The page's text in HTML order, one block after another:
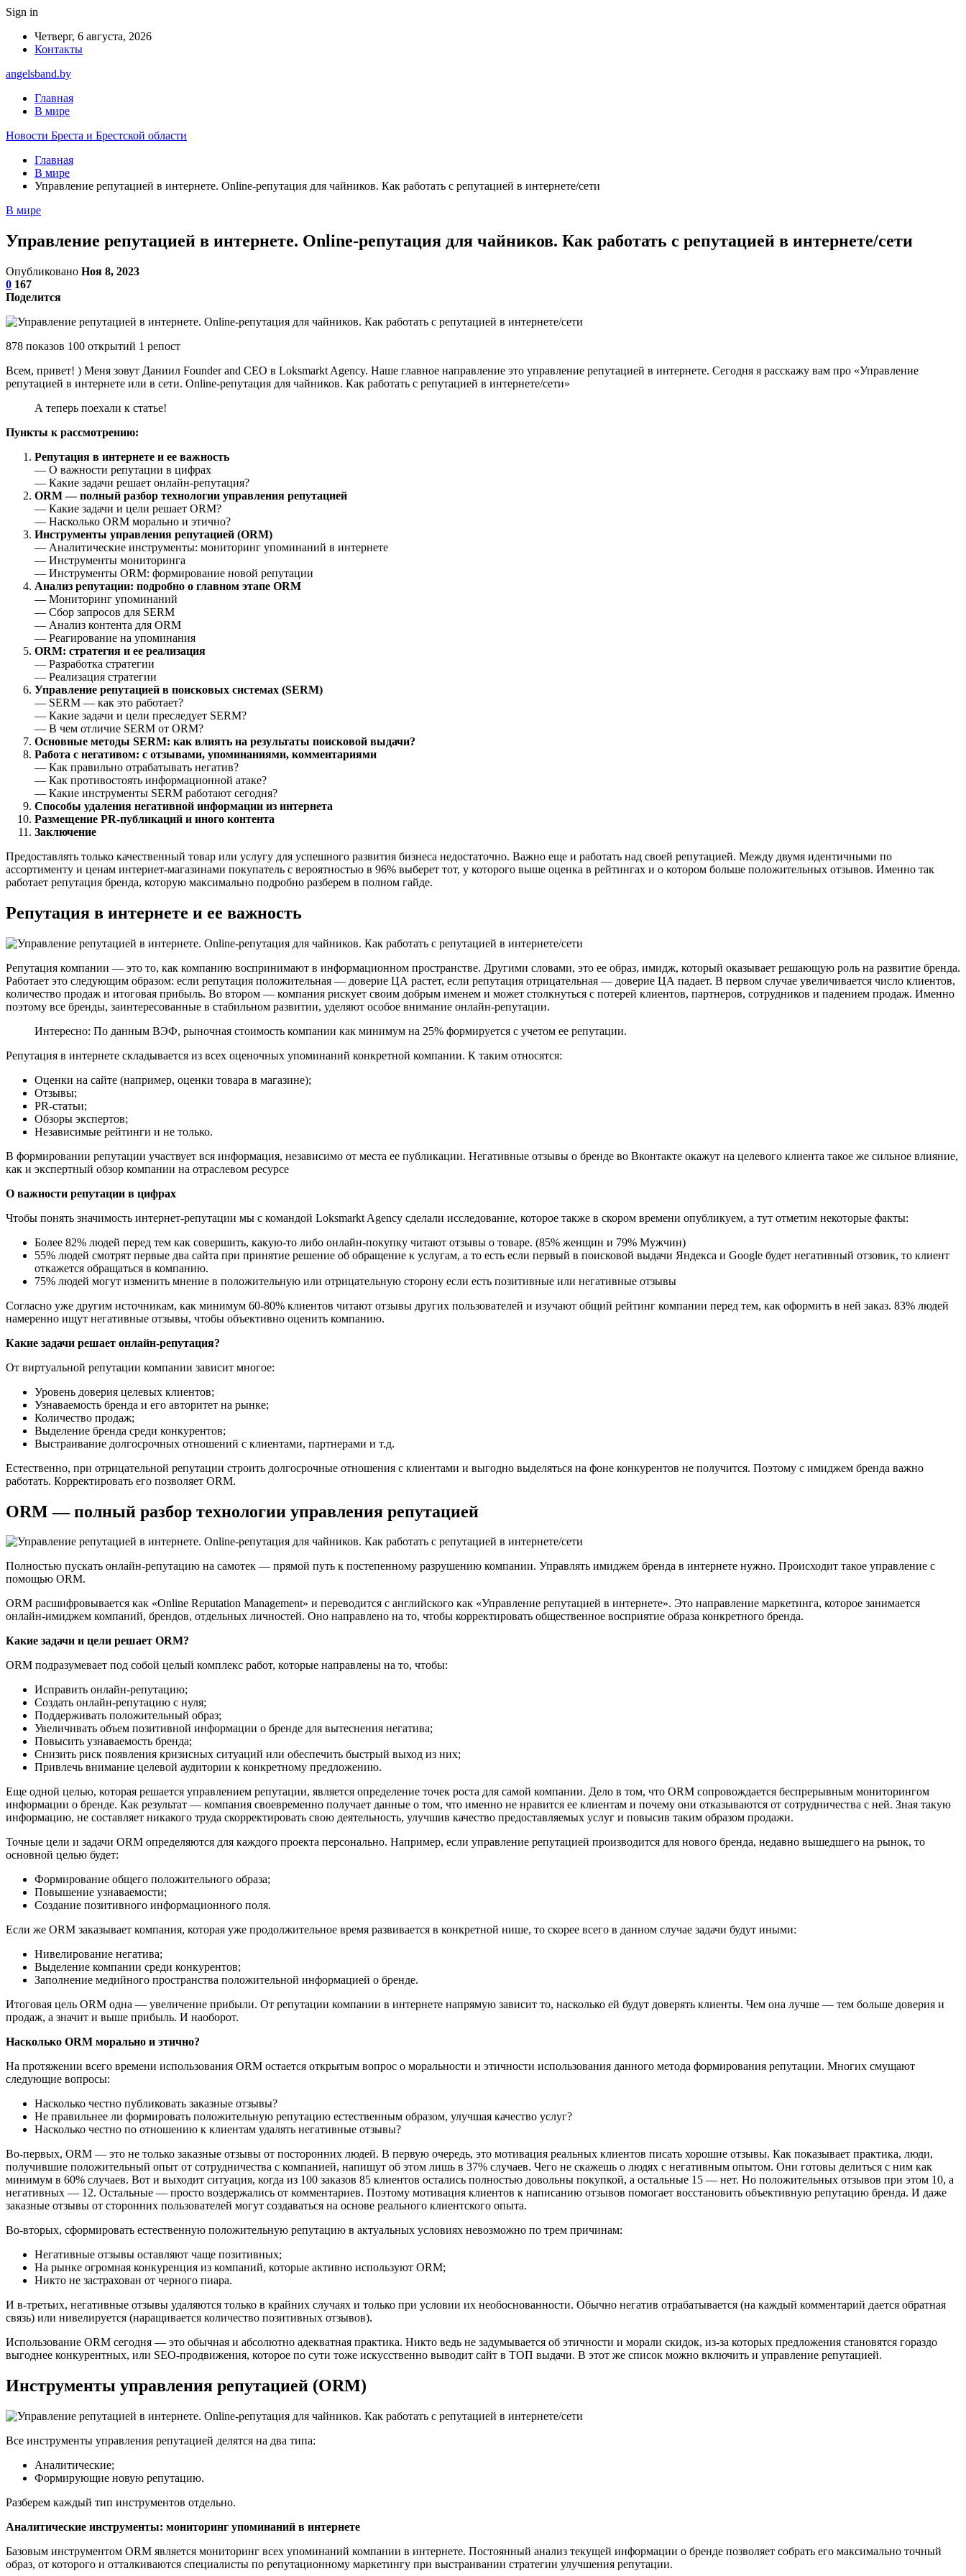
Sign in
Четверг, 6 августа, 2026
Контакты
angelsband.by
Главная
В мире
Новости Бреста и Брестской области
Главная
В мире
Управление репутацией в интернете. Online-репутация для чайников. Как работать с репутацией в интернете/сети
В мире
Управление репутацией в интернете. Online-репутация для чайников. Как работать с репутацией в интернете/сети
Опубликовано Ноя 8, 2023
0 167
Поделится
878 показов 100 открытий 1 репост
Всем, привет! ) Меня зовут Даниил Founder and CEO в Loksmarkt Agency. Наше главное направление это управление репутацией в интернете. Сегодня я расскажу вам про «Управление
репутацией в интернете или в сети. Online-репутация для чайников. Как работать с репутацией в интернете/сети»
А теперь поехали к статье!
Пункты к рассмотрению:
Репутация в интернете и ее важность
— О важности репутации в цифрах
— Какие задачи решает онлайн-репутация?
ORM — полный разбор технологии управления репутацией
— Какие задачи и цели решает ORM?
— Насколько ORM морально и этично?
Инструменты управления репутацией (ORM)
— Аналитические инструменты: мониторинг упоминаний в интернете
— Инструменты мониторинга
— Инструменты ORM: формирование новой репутации
Анализ репутации: подробно о главном этапе ORM
— Мониторинг упоминаний
— Сбор запросов для SERM
— Анализ контента для ORM
— Реагирование на упоминания
ORM: стратегия и ее реализация
— Разработка стратегии
— Реализация стратегии
Управление репутацией в поисковых системах (SERM)
— SERM — как это работает?
— Какие задачи и цели преследует SERM?
— В чем отличие SERM от ORM?
Основные методы SERM: как влиять на результаты поисковой выдачи?
Работа с негативом: с отзывами, упоминаниями, комментариями
— Как правильно отрабатывать негатив?
— Как противостоять информационной атаке?
— Какие инструменты SERM работают сегодня?
Способы удаления негативной информации из интернета
Размещение PR-публикаций и иного контента
Заключение
Предоставлять только качественный товар или услугу для успешного развития бизнеса недостаточно. Важно еще и работать над своей репутацией. Между двумя идентичными по
ассортименту и ценам интернет-магазинами покупатель с вероятностью в 96% выберет тот, у которого выше оценка в рейтингах и о котором больше положительных отзывов. Именно так
работает репутация бренда, которую максимально подробно разберем в полном гайде.
Репутация в интернете и ее важность
Репутация компании — это то, как компанию воспринимают в информационном пространстве. Другими словами, это ее образ, имидж, который оказывает решающую роль на развитие бренда.
Работает это следующим образом: если репутация положительная — доверие ЦА растет, если репутация отрицательная — доверие ЦА падает. В первом случае увеличивается число клиентов,
количество продаж и итоговая прибыль. Во втором — компания рискует своим добрым именем и может столкнуться с потерей клиентов, партнеров, сотрудников и падением продаж. Именно
поэтому все бренды, заинтересованные в стабильном развитии, уделяют особое внимание онлайн-репутации.
Интересно: По данным ВЭФ, рыночная стоимость компании как минимум на 25% формируется с учетом ее репутации.
Репутация в интернете складывается из всех оценочных упоминаний конкретной компании. К таким относятся:
Оценки на сайте (например, оценки товара в магазине);
Отзывы;
PR-статьи;
Обзоры экспертов;
Независимые рейтинги и не только.
В формировании репутации участвует вся информация, независимо от места ее публикации. Негативные отзывы о бренде во Вконтакте окажут на целевого клиента такое же сильное влияние,
как и экспертный обзор компании на отраслевом ресурсе
О важности репутации в цифрах
Чтобы понять значимость интернет-репутации мы с командой Loksmarkt Agency сделали исследование, которое также в скором времени опубликуем, а тут отметим некоторые факты:
Более 82% людей перед тем как совершить, какую-то либо онлайн-покупку читают отзывы о товаре. (85% женщин и 79% Мужчин)
55% людей смотрят первые два сайта при принятие решение об обращение к услугам, а то есть если первый в поисковой выдачи Яндекса и Google будет негативный отзовик, то клиент
откажется обращаться в компанию.
75% людей могут изменить мнение в положительную или отрицательную сторону если есть позитивные или негативные отзывы
Согласно уже другим источникам, как минимум 60-80% клиентов читают отзывы других пользователей и изучают общий рейтинг компании перед тем, как оформить в ней заказ. 83% людей
намеренно ищут негативные отзывы, чтобы объективно оценить компанию.
Какие задачи решает онлайн-репутация?
От виртуальной репутации компании зависит многое:
Уровень доверия целевых клиентов;
Узнаваемость бренда и его авторитет на рынке;
Количество продаж;
Выделение бренда среди конкурентов;
Выстраивание долгосрочных отношений с клиентами, партнерами и т.д.
Естественно, при отрицательной репутации строить долгосрочные отношения с клиентами и выгодно выделяться на фоне конкурентов не получится. Поэтому с имиджем бренда важно
работать. Корректировать его позволяет ORM.
ORM — полный разбор технологии управления репутацией
Полностью пускать онлайн-репутацию на самотек — прямой путь к постепенному разрушению компании. Управлять имиджем бренда в интернете нужно. Происходит такое управление с
помощью ORM.
ORM расшифровывается как «Online Reputation Management» и переводится с английского как «Управление репутацией в интернете». Это направление маркетинга, которое занимается
онлайн-имиджем компаний, брендов, отдельных личностей. Оно направлено на то, чтобы корректировать общественное восприятие образа конкретного бренда.
Какие задачи и цели решает ORM?
ORM подразумевает под собой целый комплекс работ, которые направлены на то, чтобы:
Исправить онлайн-репутацию;
Создать онлайн-репутацию с нуля;
Поддерживать положительный образ;
Увеличивать объем позитивной информации о бренде для вытеснения негатива;
Повысить узнаваемость бренда;
Снизить риск появления кризисных ситуаций или обеспечить быстрый выход из них;
Привлечь внимание целевой аудитории к конкретному предложению.
Еще одной целью, которая решается управлением репутации, является определение точек роста для самой компании. Дело в том, что ORM сопровождается беспрерывным мониторингом
информации о бренде. Как результат — компания своевременно получает данные о том, что именно не нравится ее клиентам и почему они отказываются от сотрудничества с ней. Зная такую
информацию, не составляет никакого труда скорректировать свою деятельность, улучшив качество предоставляемых услуг и повысив таким образом продажи.
Точные цели и задачи ORM определяются для каждого проекта персонально. Например, если управление репутацией производится для нового бренда, недавно вышедшего на рынок, то
основной целью будет:
Формирование общего положительного образа;
Повышение узнаваемости;
Создание позитивного информационного поля.
Если же ORM заказывает компания, которая уже продолжительное время развивается в конкретной нише, то скорее всего в данном случае задачи будут иными:
Нивелирование негатива;
Выделение компании среди конкурентов;
Заполнение медийного пространства положительной информацией о бренде.
Итоговая цель ORM одна — увеличение прибыли. От репутации компании в интернете напрямую зависит то, насколько ей будут доверять клиенты. Чем она лучше — тем больше доверия и
продаж, а значит и выше прибыль. И наоборот.
Насколько ORM морально и этично?
На протяжении всего времени использования ORM остается открытым вопрос о моральности и этичности использования данного метода формирования репутации. Многих смущают
следующие вопросы:
Насколько честно публиковать заказные отзывы?
Не правильнее ли формировать положительную репутацию естественным образом, улучшая качество услуг?
Насколько честно по отношению к клиентам удалять негативные отзывы?
Во-первых, ORM — это не только заказные отзывы от посторонних людей. В первую очередь, это мотивация реальных клиентов писать хорошие отзывы. Как показывает практика, люди,
получившие положительный опыт от сотрудничества с компанией, напишут об этом лишь в 37% случаев. Чего не скажешь о людях с негативным опытом. Они готовы делиться с ним как
минимум в 60% случаев. Вот и выходит ситуация, когда из 100 заказов 85 клиентов остались полностью довольны покупкой, а остальные 15 — нет. Но положительных отзывов при этом 10, а
негативных — 12. Остальные — просто воздержались от комментариев. Поэтому мотивация клиентов к написанию отзывов помогает восстановить объективную репутацию бренда. И даже
заказные отзывы от сторонних пользователей могут создаваться на основе реального клиентского опыта.
Во-вторых, сформировать естественную положительную репутацию в актуальных условиях невозможно по трем причинам:
Негативные отзывы оставляют чаще позитивных;
На рынке огромная конкуренция из компаний, которые активно используют ORM;
Никто не застрахован от черного пиара.
И в-третьих, негативные отзывы удаляются только в крайних случаях и только при условии их необоснованности. Обычно негатив отрабатывается (на каждый комментарий дается обратная
связь) или нивелируется (наращивается количество позитивных отзывов).
Использование ORM сегодня — это обычная и абсолютно адекватная практика. Никто ведь не задумывается об этичности и морали скидок, из-за которых предложения становятся гораздо
выгоднее конкурентных, или SEO-продвижения, которое по сути тоже искусственно выводит сайт в ТОП выдачи. В этот же список можно включить и управление репутацией.
Инструменты управления репутацией (ORM)
Все инструменты управления репутацией делятся на два типа:
Аналитические;
Формирующие новую репутацию.
Разберем каждый тип инструментов отдельно.
Аналитические инструменты: мониторинг упоминаний в интернете
Базовым инструментом ORM является мониторинг всех упоминаний компании в интернете. Постоянный анализ текущей информации о бренде позволяет собрать его максимально точный
образ, от которого и отталкиваются специалисты по репутационному маркетингу при выстраивании стратегии улучшения репутации.